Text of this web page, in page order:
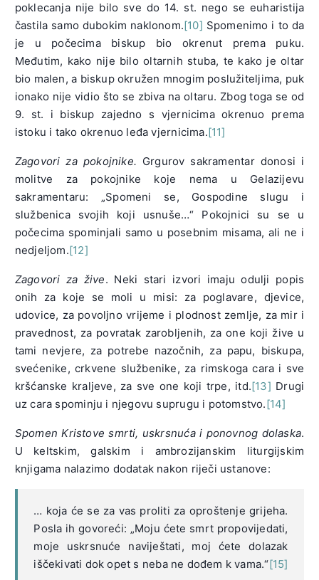
poklecanja nije bilo sve do 14. st. nego se euharistija
častila samo dubokim naklonom.[10] Spomenimo i to da
je u počecima biskup bio okrenut prema puku.
Međutim, kako nije bilo oltarnih stuba, te kako je oltar
bio malen, a biskup okružen mnogim poslužiteljima, puk
ionako nije vidio što se zbiva na oltaru. Zbog toga se od
9. st. i biskup zajedno s vjernicima okrenuo prema
istoku i tako okrenuo leđa vjernicima.[11]
Zagovori za pokojnike. Grgurov sakramentar donosi i
molitve za pokojnike koje nema u Gelazijevu
sakramentaru: „Spomeni se, Gospodine slugu i
službenica svojih koji usnuše…“ Pokojnici su se u
počecima spominjali samo u posebnim misama, ali ne i
nedjeljom.[12]
Zagovori za žive. Neki stari izvori imaju odulji popis
onih za koje se moli u misi: za poglavare, djevice,
udovice, za povoljno vrijeme i plodnost zemlje, za mir i
pravednost, za povratak zarobljenih, za one koji žive u
tami nevjere, za potrebe nazočnih, za papu, biskupa,
svećenike, crkvene službenike, za rimskoga cara i sve
kršćanske kraljeve, za sve one koji trpe, itd.[13] Drugi
uz cara spominju i njegovu suprugu i potomstvo.[14]
Spomen Kristove smrti, uskrsnuća i ponovnog dolaska.
U keltskim, galskim i ambrozijanskim liturgijskim
knjigama nalazimo dodatak nakon riječi ustanove:
… koja će se za vas proliti za oproštenje grijeha.
Posla ih govoreći: „Moju ćete smrt propovijedati,
moje uskrsnuće naviještati, moj ćete dolazak
iščekivati dok opet s neba ne dođem k vama.“[15]